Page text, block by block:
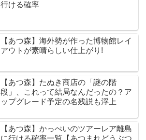
行ける確率
【あつ森】海外勢が作った博物館レイ
アウトが素晴らしい仕上がり!
【あつ森】たぬき商店の「謎の階
段」、これって結局なんだったの？ア
ップグレード予定の名残説も浮上
【あつ森】かっぺいのツアーレア離島
に行ける確率一覧【あつまれどうぶつ